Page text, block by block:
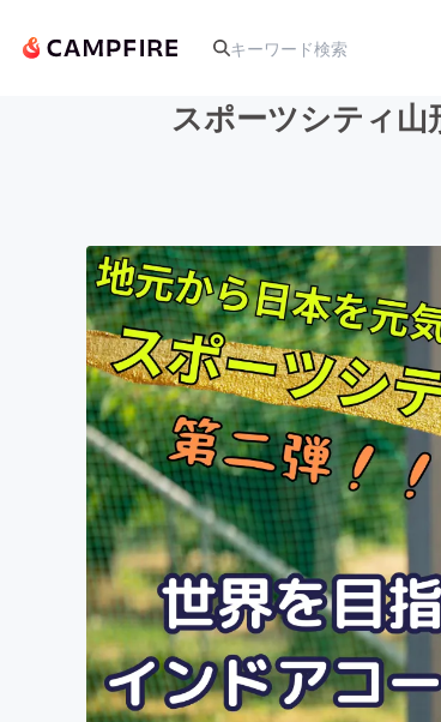
アート・写真
テクノロジー・ガジェット
映像・映画
ビジネス・起業
まちづくり・地域活性化
スポーツシティ山